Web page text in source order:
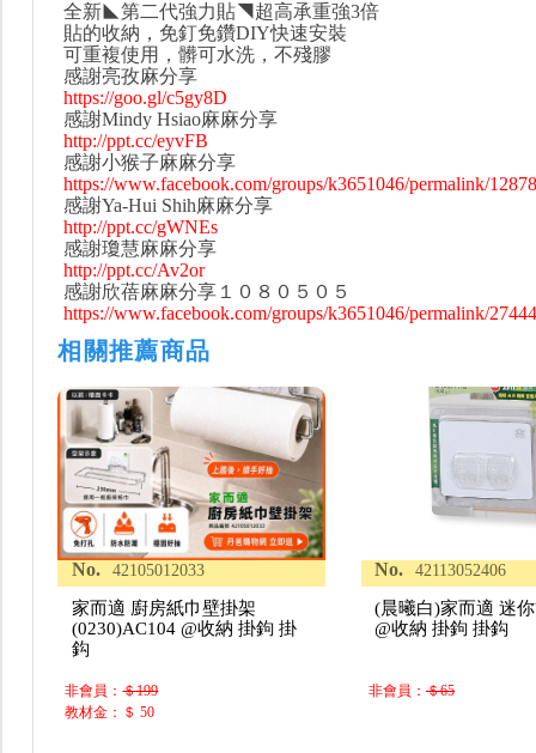
全新◣第二代強力貼◥超高承重強3倍
貼的收納，免釘免鑽DIY快速安裝
可重複使用，髒可水洗，不殘膠
感謝亮孜麻分享
https://goo.gl/c5gy8D
感謝Mindy Hsiao麻麻分享
http://ppt.cc/eyvFB
感謝小猴子麻麻分享
https://www.facebook.com/groups/k3651046/permalink/
感謝Ya-Hui Shih麻麻分享
http://ppt.cc/gWNEs
感謝瓊慧麻麻分享
http://ppt.cc/Av2or
感謝欣蓓麻麻分享１０８０５０５
https://www.facebook.com/groups/k3651046/permalink/
相關推薦商品
No. 42105012033
家而適 廚房紙巾壁掛架
(0230)AC104 @收納 掛鉤 掛
鈎
非會員：＄199
教材金：＄ 50
No. 42113052406
(晨曦白)家而適 迷
@收納 掛鉤 掛鈎
非會員： ＄65